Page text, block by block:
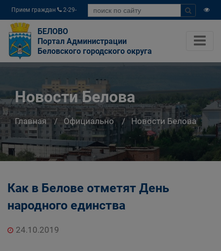
Прием граждан
2-29-
04
БЕЛОВО
Портал Администрации
Беловского городского округа
Новости Белова
Главная Официально Новости Белова
Как в Белове отметят День
народного единства
24.10.2019